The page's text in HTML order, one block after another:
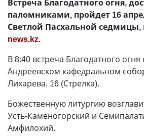
Встреча Благодатного огня,
паломниками, пройдет 16
Светлой Пасхальной седмицы,
news.kz.
В 8:40 встреча Благодатного огня
Андреевском кафедральном
Лихарева, 16 (Стрелка).
Божественную литургию
Усть-Каменогорский и
Амфилохий.